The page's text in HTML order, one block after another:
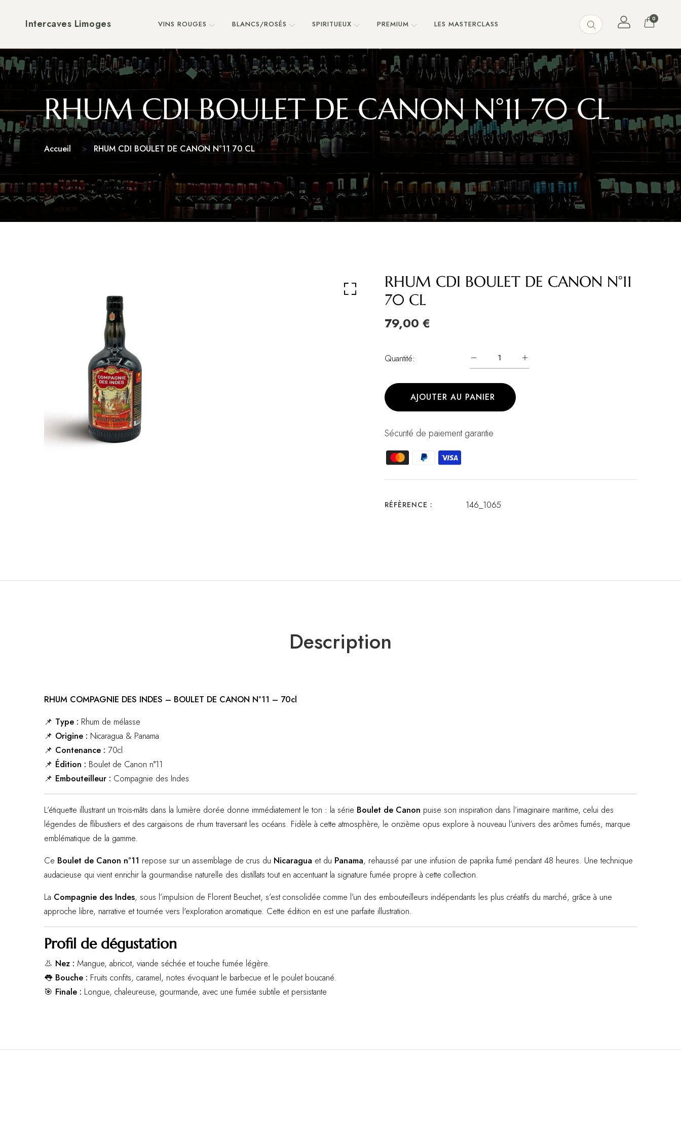
Intercaves Limoges VINS ROUGES BLANCS/ROSÉS SPIRITUEUX PREMIUM LES MASTERCLASS
0
RHUM CDI BOULET DE CANON N°11 70 CL
Accueil RHUM CDI BOULET DE CANON N°11 70 CL
RHUM CDI BOULET DE CANON N°11
70 CL
79,00 €
Quantité:
AJOUTER AU PANIER
Sécurité de paiement garantie
RÉFÈRENCE : 146_1065
Description
RHUM COMPAGNIE DES INDES – BOULET DE CANON N°11 – 70cl
📌 Type : Rhum de mélasse
📌 Origine : Nicaragua & Panama
📌 Contenance : 70cl
📌 Édition : Boulet de Canon n°11
📌 Embouteilleur : Compagnie des Indes
L’étiquette illustrant un trois-mâts dans la lumière dorée donne immédiatement le ton : la série Boulet de Canon puise son inspiration dans l’imaginaire maritime, celui des
légendes de flibustiers et des cargaisons de rhum traversant les océans. Fidèle à cette atmosphère, le onzième opus explore à nouveau l’univers des arômes fumés, marque
emblématique de la gamme.
Ce Boulet de Canon n°11 repose sur un assemblage de crus du Nicaragua et du Panama, rehaussé par une infusion de paprika fumé pendant 48 heures. Une technique
audacieuse qui vient enrichir la gourmandise naturelle des distillats tout en accentuant la signature fumée propre à cette collection.
La Compagnie des Indes, sous l’impulsion de Florent Beuchet, s’est consolidée comme l’un des embouteilleurs indépendants les plus créatifs du marché, grâce à une
approche libre, narrative et tournée vers l'exploration aromatique. Cette édition en est une parfaite illustration.
Profil de dégustation
👃 Nez : Mangue, abricot, viande séchée et touche fumée légère.
👅 Bouche : Fruits confits, caramel, notes évoquant le barbecue et le poulet boucané.
🎯 Finale : Longue, chaleureuse, gourmande, avec une fumée subtile et persistante